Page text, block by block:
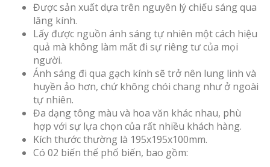
Được sản xuất dựa trên nguyên lý chiếu sáng qua
lăng kính.
Lấy được nguồn ánh sáng tự nhiên một cách hiệu
quả mà không làm mất đi sự riêng tư của mọi
người.
Ánh sáng đi qua gạch kính sẽ trở nên lung linh và
huyền ảo hơn, chứ không chói chang như ở ngoài
tự nhiên.
Đa dạng tông màu và hoa văn khác nhau, phù
hợp với sự lựa chọn của rất nhiều khách hàng.
Kích thước thường là 195x195x100mm.
Có 02 biến thể phổ biến, bao gồm: